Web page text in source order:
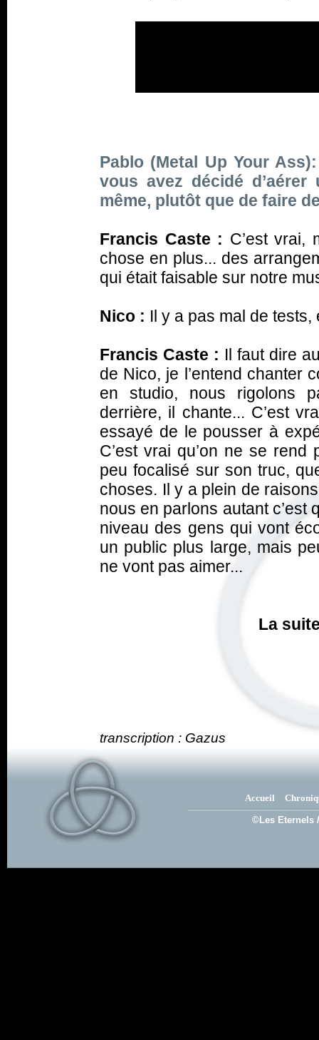
Pablo (Metal Up Your
vous avez décidé
même, plutôt que de faire
Francis Caste : C’est vrai,
chose en plus... des
qui était faisable sur notre
Nico : Il y a pas mal de tests,
Francis Caste : Il faut dire
de Nico, je l’entend chanter
en studio, nous rigolons
derrière, il chante... C’est
essayé de le pousser à
C’est vrai qu’on ne se
peu focalisé sur son truc,
choses. Il y a plein de
nous en parlons autant c’est
niveau des gens qui vont
un public plus large, mais
ne vont pas aimer...
La
transcription : Gazus
Accueil
©Les Eternels